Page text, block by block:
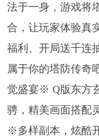
法于一身，游戏将
合，让玩家体验真
福利、开局送千连
属于你的塔防传奇
觉盛宴※ Q版东方
骋，精美画面搭配
※多样副本，炫酷